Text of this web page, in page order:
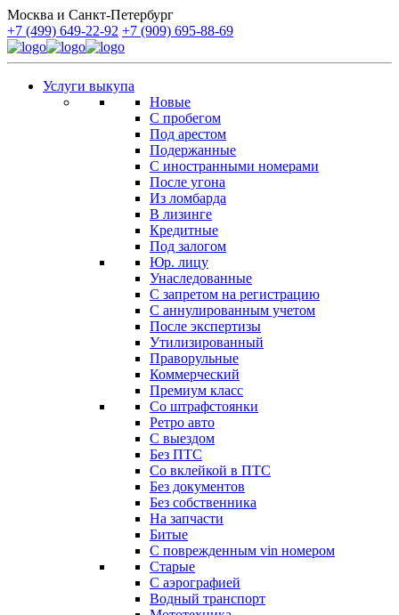
Москва и Санкт-Петербург
+7 (499) 649-22-92 +7 (909) 695-88-69
Услуги выкупа
Новые
С пробегом
Под арестом
Подержанные
С иностранными номерами
После угона
Из ломбарда
В лизинге
Кредитные
Под залогом
Юр. лицу
Унаследованные
С запретом на регистрацию
С аннулированным учетом
После экспертизы
Утилизированный
Праворульные
Коммерческий
Премиум класс
Со штрафстоянки
Ретро авто
С выездом
Без ПТС
Со вклейкой в ПТС
Без документов
Без собственника
На запчасти
Битые
С поврежденным vin номером
Старые
С аэрографией
Водный транспорт